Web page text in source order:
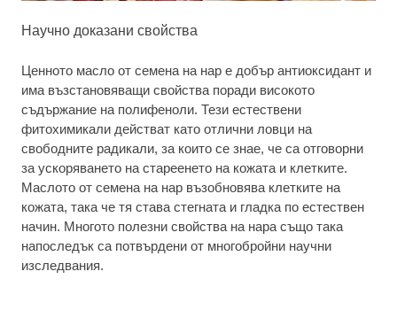
Научно доказани свойства
Ценното масло от семена на нар е добър антиоксидант и
има възстановяващи свойства поради високото
съдържание на полифеноли. Тези естествени
фитохимикали действат като отлични ловци на
свободните радикали, за които се знае, че са отговорни
за ускоряването на стареенето на кожата и клетките.
Маслото от семена на нар възобновява клетките на
кожата, така че тя става стегната и гладка по естествен
начин. Многото полезни свойства на нара също така
напоследък са потвърдени от многобройни научни
изследвания.